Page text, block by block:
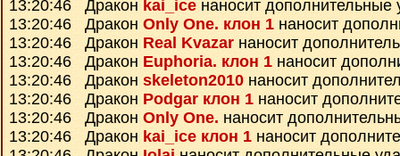
13:20:46 Дракон kai_ice наносит дополнительные
13:20:46 Дракон Only One. клон 1 наносит
13:20:46 Дракон Real Kvazar наносит
13:20:46 Дракон Euphoria. клон 1 наносит
13:20:46 Дракон skeleton2010 наносит
13:20:46 Дракон Podgar клон 1 наносит
13:20:46 Дракон Only One. наносит
13:20:46 Дракон kai_ice клон 1 наносит